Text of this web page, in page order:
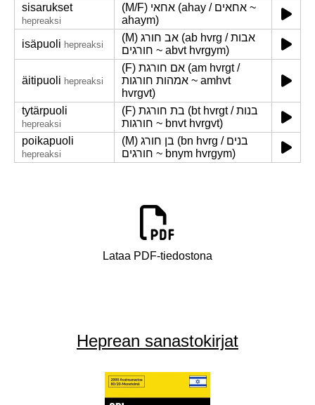
sisarukset
hepreaksi
(M/F) אחאי (ahay / אחאים ~
ahaym)
isäpuoli hepreaksi
(M) אב חורג (ab hvrg / אבות
חורגים ~ abvt hvrgym)
äitipuoli hepreaksi
(F) אם חורגת (am hvrgt /
אמהות חורגות ~ amhvt
hvrgvt)
tytärpuoli
hepreaksi
(F) בת חורגת (bt hvrgt / בנות
חורגות ~ bnvt hvrgvt)
poikapuoli
hepreaksi
(M) בן חורג (bn hvrg / בנים
חורגים ~ bnym hvrgym)
Lataa PDF-tiedostona
Heprean sanastokirjat